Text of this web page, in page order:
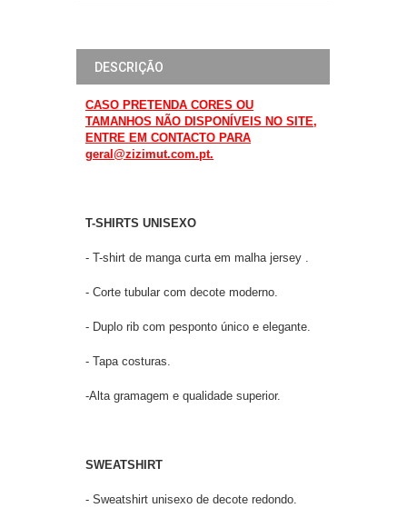
DESCRIÇÃO
CASO PRETENDA CORES OU
TAMANHOS NÃO DISPONÍVEIS NO SITE,
ENTRE EM CONTACTO PARA
geral@zizimut.com.pt.
T-SHIRTS UNISEXO
- T-shirt de manga curta em malha jersey .
- Corte tubular com decote moderno.
- Duplo rib com pesponto único e elegante.
- Tapa costuras.
-Alta gramagem e qualidade superior.
SWEATSHIRT
- Sweatshirt unisexo de decote redondo.